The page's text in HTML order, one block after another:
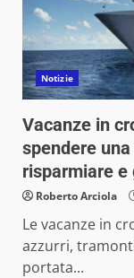
Notizie
Vacanze in
spendere
risparmiare
Roberto Arciola
Le vacanze in
azzurri,
portata...